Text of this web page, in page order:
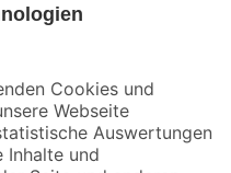
mehr verpassen!